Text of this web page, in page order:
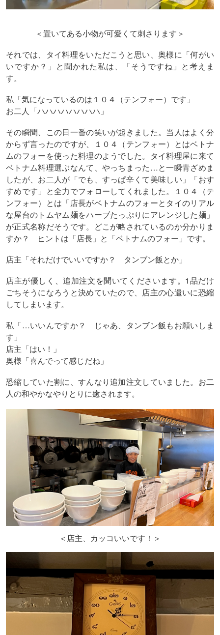
＜置いてある小物が可愛くて刺さります＞
それでは、タイ料理をいただこうと思い、奥様に「何がい
いですか？」と聞かれた私は、「そうですね」と考えま
す。
私「気になっているのは１０４（テンフォー）です」
お二人「ハハハハハハハハ」
その瞬間、この日一番の笑いが起きました。当人はよく分
からず言ったのですが、１０４（テンフォー）とはベトナ
ムのフォーを使った料理のようでした。タイ料理屋に来て
ベトナム料理選ぶなんて、やっちまった…と一瞬青ざめま
したが、お二人が「でも、すっぱ辛くて美味しい」「おす
すめです」と全力でフォローしてくれました。１０４（テ
ンフォー）とは「店長がベトナムのフォーとタイのリアル
な屋台のトムヤム麺をハーブたっぷりにアレンジした麺」
が正式名称だそうです。どこが略されているのか分かりま
すか？ ヒントは「店長」と「ベトナムのフォー」です。
店主「それだけでいいですか？ タンブン飯とか」
店主が優しく、追加注文を聞いてくださいます。1品だけ
ごちそうになろうと決めていたので、店主の心遣いに恐縮
してしまいます。
私「…いいんですか？ じゃあ、タンブン飯もお願いしま
す」
店主「はい！」
奥様「喜んでって感じだね」
恐縮していた割に、すんなり追加注文していました。お二
人の和やかなやりとりに癒されます。
＜店主、カッコいいです！＞